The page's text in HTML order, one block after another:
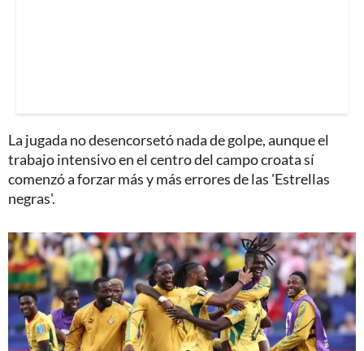
La jugada no desencorsetó nada de golpe, aunque el
trabajo intensivo en el centro del campo croata sí
comenzó a forzar más y más errores de las 'Estrellas
negras'.